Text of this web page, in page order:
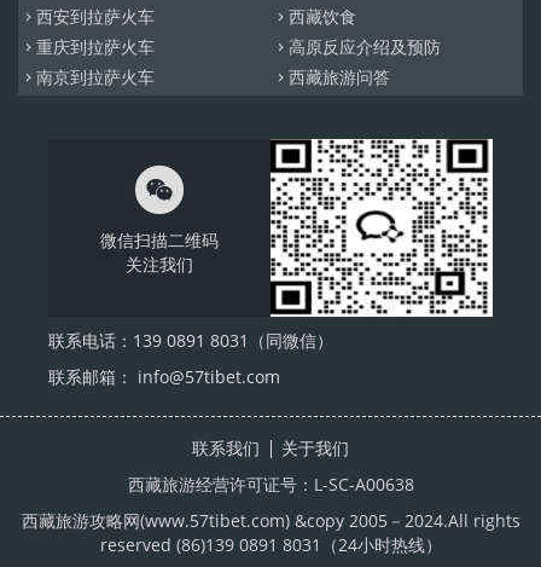
 西安到拉萨火车
 重庆到拉萨火车
 南京到拉萨火车
 西藏饮食
 高原反应介绍及预防
 西藏旅游问答

微信扫描二维码
关注我们
联系电话：139 0891 8031（同微信）
联系邮箱： info@57tibet.com
联系我们
关于我们
西藏旅游经营许可证号：L-SC-A00638
西藏旅游攻略网(www.57tibet.com) &copy 2005－2024.All rights
reserved (86)139 0891 8031（24小时热线）